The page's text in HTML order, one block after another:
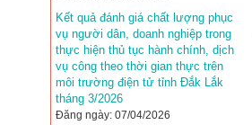
Kết quả đánh giá chất lượng phục
vụ người dân, doanh nghiệp trong
thực hiện thủ tục hành chính, dịch
vụ công theo thời gian thực trên
môi trường điện tử tỉnh Đắk Lắk
tháng 3/2026
Đăng ngày: 07/04/2026